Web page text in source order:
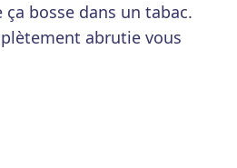
bosse dans un tabac.
abrutie vous